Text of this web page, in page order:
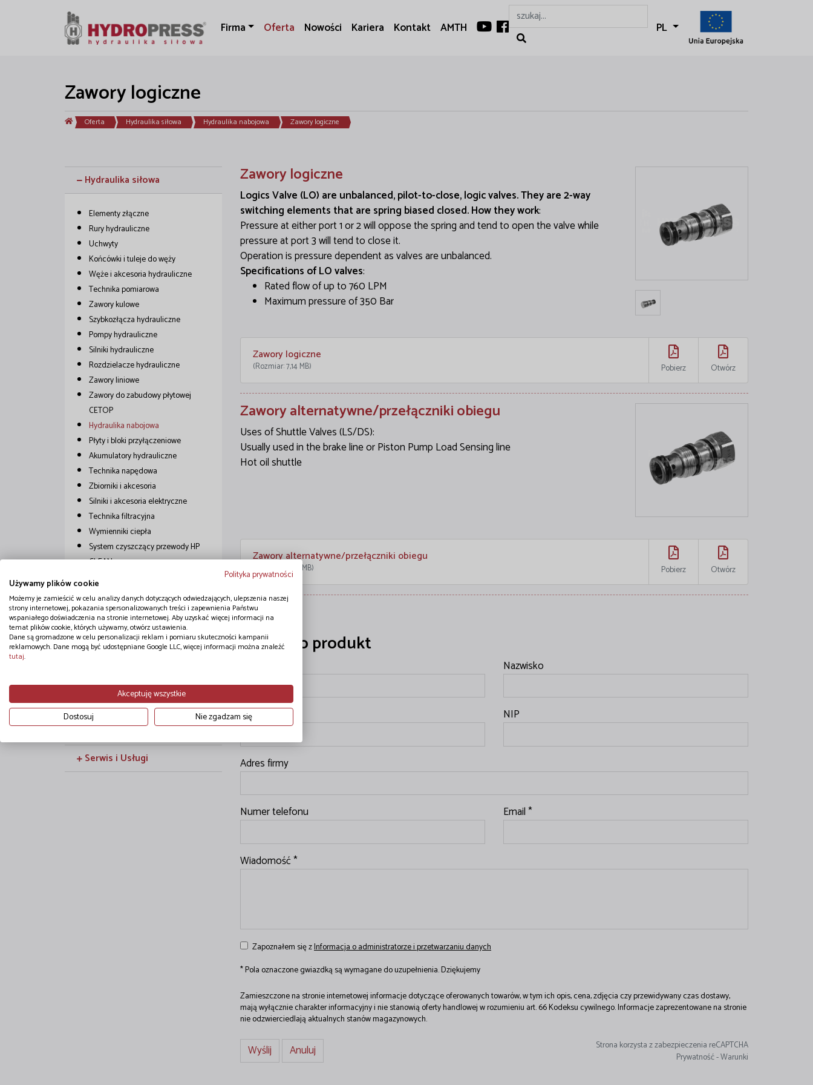
Firma Oferta Nowości Kariera Kontakt AMTH PL
Zawory logiczne
Oferta Hydraulika siłowa Hydraulika nabojowa Zawory logiczne
Hydraulika siłowa
Elementy złączne
Rury hydrauliczne
Uchwyty
Końcówki i tuleje do węży
Węże i akcesoria hydrauliczne
Technika pomiarowa
Zawory kulowe
Szybkozłącza hydrauliczne
Pompy hydrauliczne
Silniki hydrauliczne
Rozdzielacze hydrauliczne
Zawory liniowe
Zawory do zabudowy płytowej
CETOP
Hydraulika nabojowa
Płyty i bloki przyłączeniowe
Akumulatory hydrauliczne
Technika napędowa
Zbiorniki i akcesoria
Silniki i akcesoria elektryczne
Technika filtracyjna
Wymienniki ciepła
System czyszczący przewody HP
CLEAN
Systemy oczyszczania olejów i
chłodziw
Zasilacze hydrauliczne
Węże przemysłowe
Pneumatyka
Serwis i Usługi
Zawory logiczne
Logics Valve (LO) are unbalanced, pilot-to-close, logic valves. They are 2-way
switching elements that are spring biased closed. How they work:
Pressure at either port 1 or 2 will oppose the spring and tend to open the valve while
pressure at port 3 will tend to close it.
Operation is pressure dependent as valves are unbalanced.
Specifications of LO valves:
Rated flow of up to 760 LPM
Maximum pressure of 350 Bar
Zawory logiczne
(Rozmiar: 7,14 MB) Pobierz Otwórz
Zawory alternatywne/przełączniki obiegu
Uses of Shuttle Valves (LS/DS):
Usually used in the brake line or Piston Pump Load Sensing line
Hot oil shuttle
Zawory alternatywne/przełączniki obiegu
(Rozmiar: 4,62 MB) Pobierz Otwórz
Zapytaj o produkt
Nazwisko
Nazwa firmy NIP
Adres firmy
Numer telefonu Email *
Wiadomość *
Zapoznałem się zInformacja o administratorze i przetwarzaniu danych
* Pola oznaczone gwiazdką są wymagane do uzupełnienia. Dziękujemy
Zamieszczone na stronie internetowej informacje dotyczące oferowanych towarów, w tym ich opis, cena, zdjęcia czy przewidywany czas dostawy,
mają wyłącznie charakter informacyjny i nie stanowią oferty handlowej w rozumieniu art. 66 Kodeksu cywilnego. Informacje zaprezentowane na stronie
nie odzwierciedlają aktualnych stanów magazynowych.
Strona korzysta z zabezpieczenia reCAPTCHA
Prywatność-Warunki
Polityka prywatności
Używamy plików cookie
Możemy je zamieścić w celu analizy danych dotyczących odwiedzających, ulepszenia naszej
strony internetowej, pokazania spersonalizowanych treści i zapewnienia Państwu
wspaniałego doświadczenia na stronie internetowej. Aby uzyskać więcej informacji na
temat plików cookie, których używamy, otwórz ustawienia.
Dane są gromadzone w celu personalizacji reklam i pomiaru skuteczności kampanii
reklamowych. Dane mogą być udostępniane Google LLC, więcej informacji można znaleźć
tutaj.
Akceptuję wszystkie
Dostosuj
Nie zgadzam się